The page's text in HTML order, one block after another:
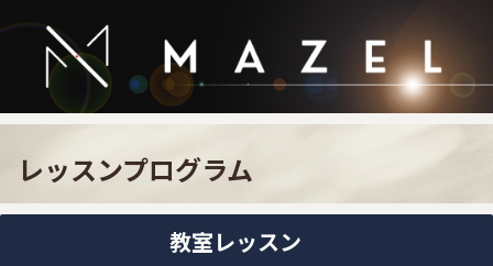
レッスンプログラム
教室レッスン